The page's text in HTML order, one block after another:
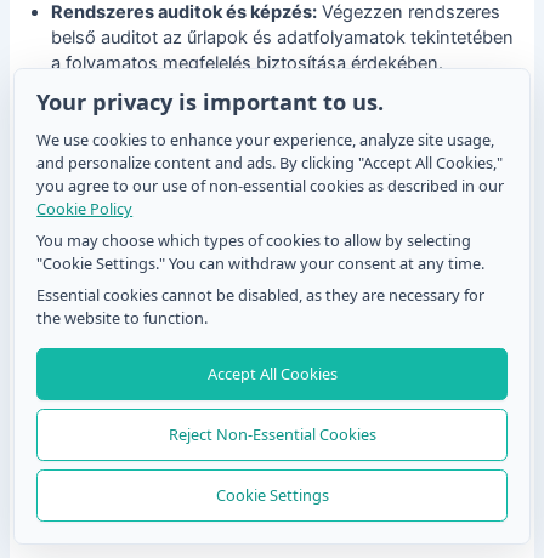
Rendszeres auditok és képzés: Végezzen rendszeres
belső auditot az űrlapok és adatfolyamatok tekintetében
a folyamatos megfelelés biztosítása érdekében.
Képezze ki a személyzetet az adatkezelés,
űrlapbiztonság és adatvédelmi protokollok megfelelő
alkalmazására. Ez a HIPAA keretében folyamatos
felelősség.
Dokumentáció megőrzése:Tartson meg aláírt űrlapok
és audit nyomok nyilvántartását legalább hat évig,
ahogy azt a HIPAA Security Rule előírja.
Mobil optimalizáció
A mobil eszközök a globális internetforgalom 62,45%-át
teszik ki a MobiLoud adatai szerint. Ahhoz, hogy kiaknázza
ezt a potenciált, az űrlapoknak mobilbarátnak kell lenniük.
Egy hatékony módja ennek a QR kódos űrlapok
használata. Gyors beolvasással a felhasználók közvetlenül
a telefonjukon nyithatják és tölthetik ki az űrlapot. Ez javítja
a hozzáférhetőséget, növeli a kitöltési arányt, és
Your privacy is important to us.
We use cookies to enhance your experience, analyze site usage,
and personalize content and ads. By clicking "Accept All Cookies,"
you agree to our use of non-essential cookies as described in our
Cookie Policy
You may choose which types of cookies to allow by selecting
"Cookie Settings." You can withdraw your consent at any time.
Essential cookies cannot be disabled, as they are necessary for
the website to function.
Accept All Cookies
Reject Non-Essential Cookies
Cookie Settings